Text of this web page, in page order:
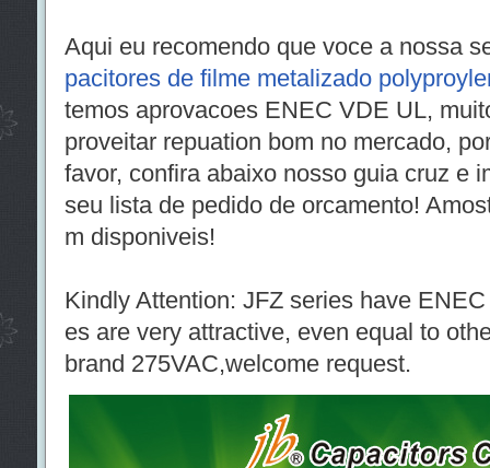
Aqui eu recomendo que voce a nossa
pacitores de filme metalizado
temos aprovacoes ENEC VDE UL,
proveitar repuation bom no mercado,
favor, confira abaixo nosso guia cruz e
seu lista de pedido de orcamento!
m disponiveis!
Kindly Attention: JFZ series have
es are very attractive, even equal to
brand 275VAC,welcome request.